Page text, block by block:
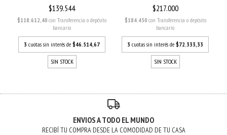
$139.544
$118.612,40 con Transferencia o depósito
bancario
3 cuotas sin interés de $46.514,67
SIN STOCK
$217.000
$184.450 con Transferencia o depósito
bancario
3 cuotas sin interés de $72.333,33
SIN STOCK
ENVIOS A TODO EL MUNDO
RECIBÍ TU COMPRA DESDE LA COMODIDAD DE TU CASA